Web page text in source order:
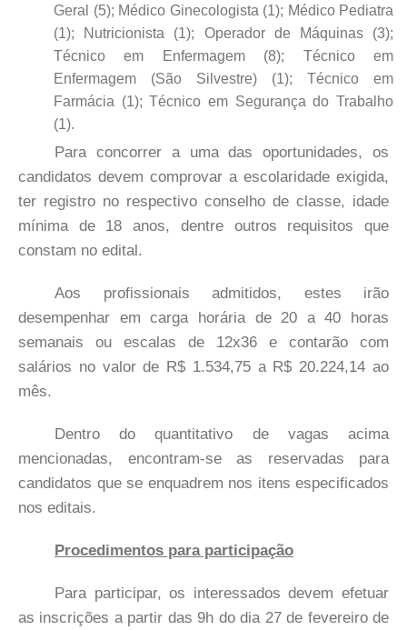
Geral (5); Médico Ginecologista (1); Médico Pediatra
(1); Nutricionista (1); Operador de Máquinas (3);
Técnico em Enfermagem (8); Técnico em
Enfermagem (São Silvestre) (1); Técnico em
Farmácia (1); Técnico em Segurança do Trabalho
(1).
Para concorrer a uma das oportunidades, os
candidatos devem comprovar a escolaridade exigida,
ter registro no respectivo conselho de classe, idade
mínima de 18 anos, dentre outros requisitos que
constam no edital.
Aos profissionais admitidos, estes irão
desempenhar em carga horária de 20 a 40 horas
semanais ou escalas de 12x36 e contarão com
salários no valor de R$ 1.534,75 a R$ 20.224,14 ao
mês.
Dentro do quantitativo de vagas acima
mencionadas, encontram-se as reservadas para
candidatos que se enquadrem nos itens especificados
nos editais.
Procedimentos para participação
Para participar, os interessados devem efetuar
as inscrições a partir das 9h do dia 27 de fevereiro de